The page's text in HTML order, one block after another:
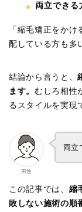
両立できる
「縮毛矯正をか
配している方も多
結論から言うと、
ます。むしろ相性
るスタイルを実現
男性
両立
この記事では、 縮
敗しない施術の順